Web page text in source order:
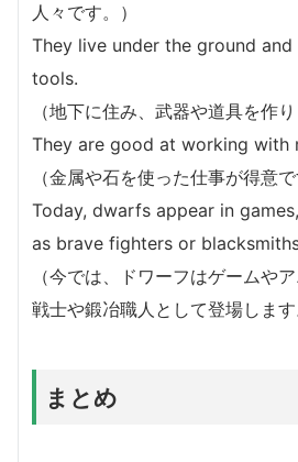
人々です。）
They live under the ground
tools.
（地下に住み、武器や道具を作り
They are good at working with
（金属や石を使った仕事が得意で
Today, dwarfs appear in
as brave fighters or
（今では、ドワーフはゲームや
戦士や鍛冶職人として登場します
まとめ